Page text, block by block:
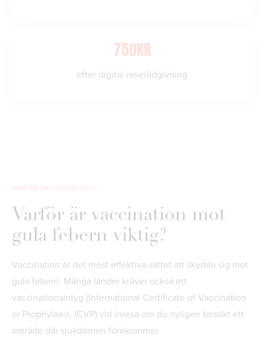
750KR
efter digital reserådgivning
VARFÖR VACCINERA SIG?
Varför är vaccination mot
gula febern viktig?
Vaccination är det mest effektiva sättet att skydda sig mot
gula febern. Många länder kräver också ett
vaccinationsintyg (International Certificate of Vaccination
or Prophylaxis, ICVP) vid inresa om du nyligen besökt ett
område där sjukdomen förekommer.